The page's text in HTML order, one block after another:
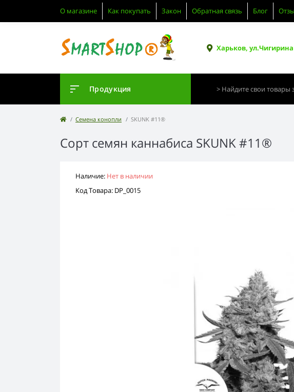
О магазине Как покупать Закон Обратная связь Блог
Харьков,
Продукция
Семена конопли SKUNK #11®
Сорт семян каннабиса SKUNK #11®
Наличие: Нет в наличии
Код Товара: DP_0015